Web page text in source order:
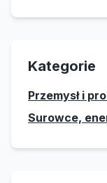
Kategorie
Przemysł i
Surowce,